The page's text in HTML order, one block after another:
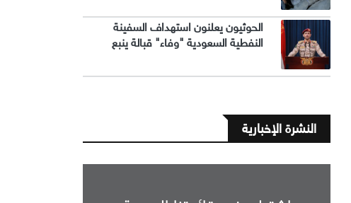
الحوثيون يعلنون استهداف السفينة
النفطية السعودية "وفاء" قبالة ينبع
النشرة الإخبارية